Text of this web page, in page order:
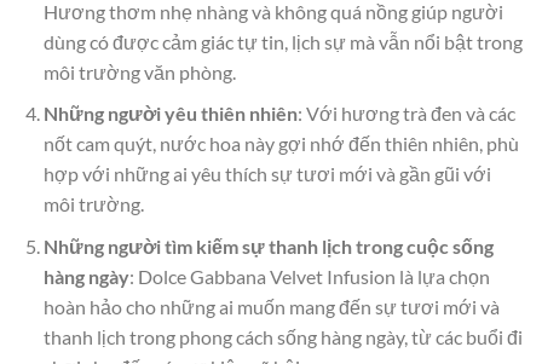
Hương thơm nhẹ nhàng và không quá nồng giúp người
dùng có được cảm giác tự tin, lịch sự mà vẫn nổi bật trong
môi trường văn phòng.
Những người yêu thiên nhiên: Với hương trà đen và các
nốt cam quýt, nước hoa này gợi nhớ đến thiên nhiên, phù
hợp với những ai yêu thích sự tươi mới và gần gũi với
môi trường.
Những người tìm kiếm sự thanh lịch trong cuộc sống
hàng ngày: Dolce Gabbana Velvet Infusion là lựa chọn
hoàn hảo cho những ai muốn mang đến sự tươi mới và
thanh lịch trong phong cách sống hàng ngày, từ các buổi đi